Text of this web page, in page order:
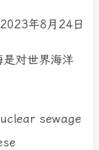
2023年8月24日
是对世界海洋
sewage